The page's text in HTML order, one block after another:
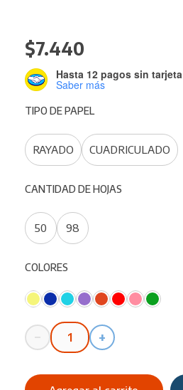
$7.440
Hasta 12 pagos sin tarjeta
Saber más
TIPO DE PAPEL
RAYADO CUADRICULADO
CANTIDAD DE HOJAS
50 98
COLORES
−
Cuaderno
Rivadavia
+